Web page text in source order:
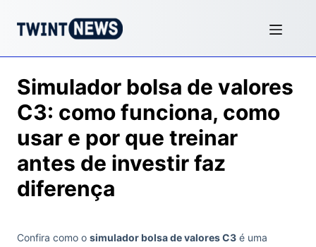
Simulador bolsa de valores
C3: como funciona, como
usar e por que treinar
antes de investir faz
diferença
Confira como o simulador bolsa de valores C3 é uma